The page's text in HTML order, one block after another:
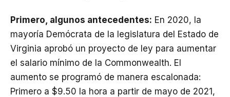
Primero, algunos antecedentes: En 2020, la
mayoría Demócrata de la legislatura del Estado de
Virginia aprobó un proyecto de ley para aumentar
el salario mínimo de la Commonwealth. El
aumento se programó de manera escalonada:
Primero a $9.50 la hora a partir de mayo de 2021,